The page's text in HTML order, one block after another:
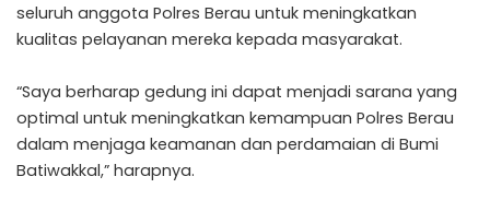
seluruh anggota Polres Berau untuk meningkatkan
kualitas pelayanan mereka kepada masyarakat.
“Saya berharap gedung ini dapat menjadi sarana yang
optimal untuk meningkatkan kemampuan Polres Berau
dalam menjaga keamanan dan perdamaian di Bumi
Batiwakkal,” harapnya.